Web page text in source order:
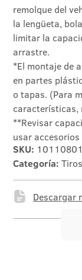
remolque del
la lengüeta,
limitar la
arrastre.
*El montaje de
en partes
o tapas. (Para
características,
**Revisar
usar
SKU: 10110801
Categoría:
Descargar